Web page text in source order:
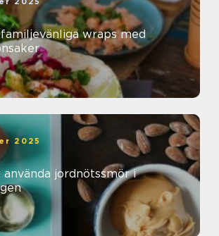
wraps med
2025
jordnötssmör i